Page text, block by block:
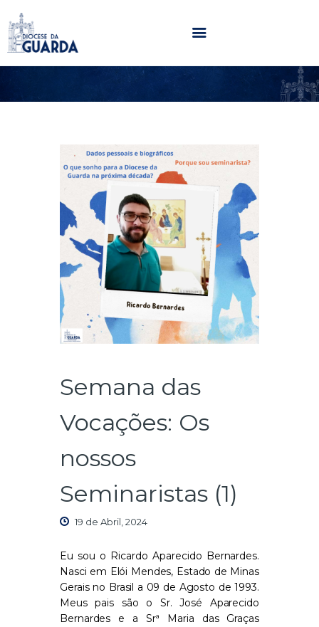
HOME
PARÓQUIAS
NOTÍCIAS
AGENDA
MULTIMÉDIA
SENTIR COM A IGREJA
CONTACTOS
Semana das
Vocações: Os
nossos
Seminaristas (1)
19 de Abril, 2024
Eu sou o Ricardo Aparecido Bernardes.
Nasci em Elói Mendes, Estado de Minas
Gerais no Brasil a 09 de Agosto de 1993.
Meus pais são o Sr. José Aparecido
Bernardes e a Srª Maria das Graças